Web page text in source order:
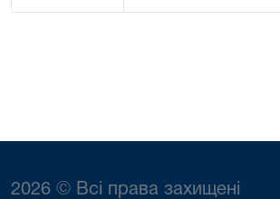
2026 © Всі права захищені